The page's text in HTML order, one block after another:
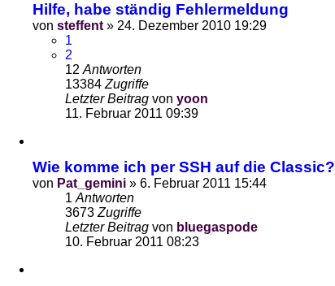
Hilfe, habe ständig Fehlermeldung
von steffent » 24. Dezember 2010 19:29
1
2
12 Antworten
13384 Zugriffe
Letzter Beitrag von yoon
11. Februar 2011 09:39
Wie komme ich per SSH auf die Classic?
von Pat_gemini » 6. Februar 2011 15:44
1 Antworten
3673 Zugriffe
Letzter Beitrag von bluegaspode
10. Februar 2011 08:23